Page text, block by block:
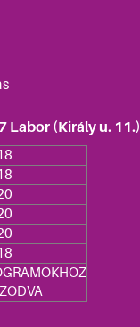
Labor (Király u. 11.)